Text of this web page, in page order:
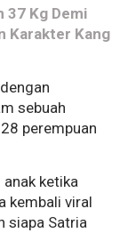
37 Kg Demi
Karakter Kang
sebuah
perempuan
ketika
kembali viral
siapa Satria